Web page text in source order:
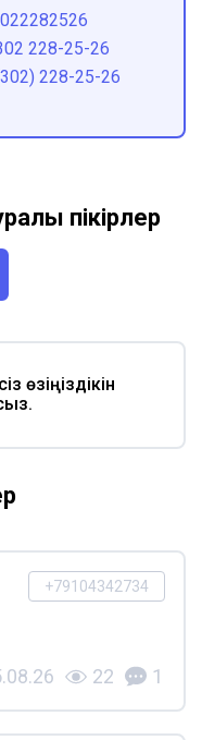
228-25-26
228-25-26
пікірлер
өзіңіздікін
+79104342734
22 1